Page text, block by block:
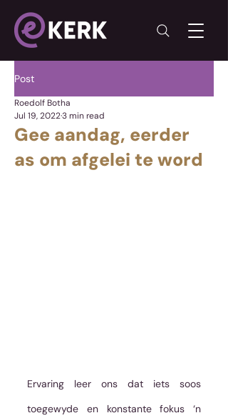
Post
Gee aandag, eerder
as om afgelei te word
Roedolf Botha
Jul 19, 20223 min read
Ervaring leer ons dat iets soos
toegewyde en konstante fokus ‘n